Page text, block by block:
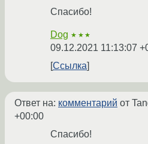
Спасибо!
Dog ★★★
09.12.2021 11:13:07
Ссылка
Ответ на: комментарий от
+00:00
Спасибо!